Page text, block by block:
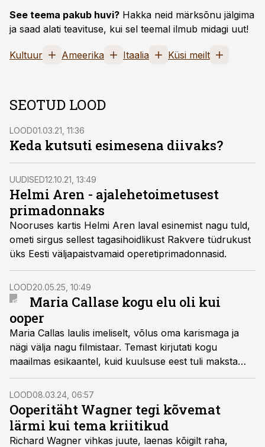
See teema pakub huvi? Hakka neid märksõnu jälgima
ja saad alati teavituse, kui sel teemal ilmub midagi uut!
Kultuur Ameerika Itaalia Küsi meilt
SEOTUD LOOD
LOOD01.03.21, 11:36
Keda kutsuti esimesena diivaks?
UUDISED12.10.21, 13:49
Helmi Aren - ajalehetoimetusest
primadonnaks
Nooruses kartis Helmi Aren laval esinemist nagu tuld,
ometi sirgus sellest tagasihoidlikust Rakvere tüdrukust
üks Eesti väljapaistvamaid operetiprimadonnasid.
LOOD20.05.25, 10:49
Maria Callase kogu elu oli kui
ooper
Maria Callas laulis imeliselt, võlus oma karismaga ja
nägi välja nagu filmistaar. Temast kirjutati kogu
maailmas esikaantel, kuid kuulsuse eest tuli maksta
lõivu. Callase hääl vedas teda liiga ruttu alt.
LOOD08.03.24, 06:57
Ooperitäht Wagner tegi kõvemat
lärmi kui tema kriitikud
Richard Wagner vihkas juute, laenas kõigilt raha,